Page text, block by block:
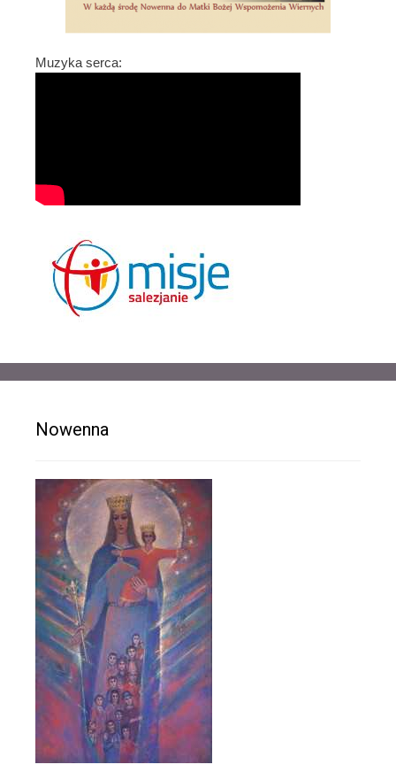
Muzyka serca:
Nowenna